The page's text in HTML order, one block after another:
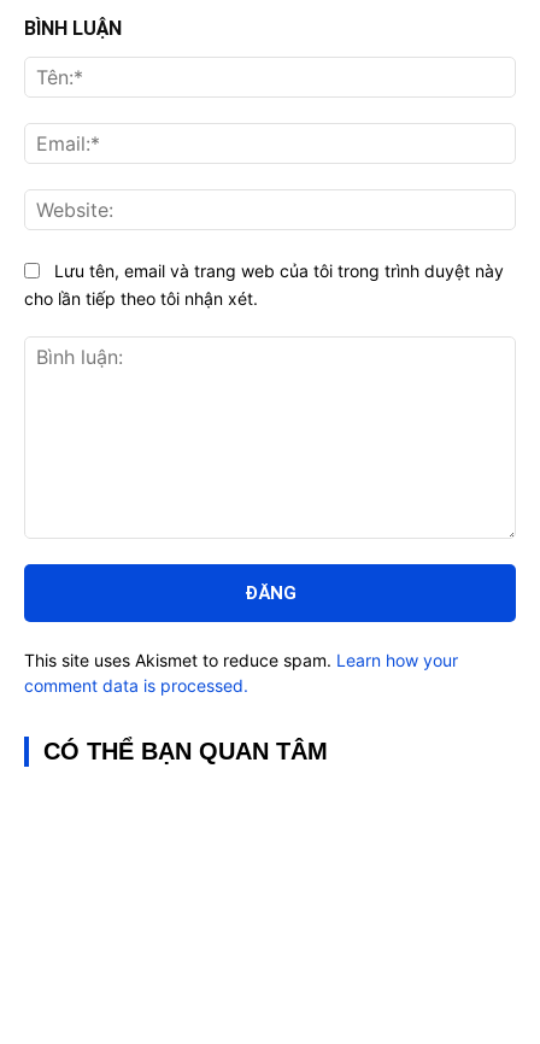
BÌNH LUẬN
luận:
Lưu tên, email và trang web của tôi trong trình duyệt này
cho lần tiếp theo tôi nhận xét.
This site uses Akismet to reduce spam. Learn how your
comment data is processed.
CÓ THỂ BẠN QUAN TÂM